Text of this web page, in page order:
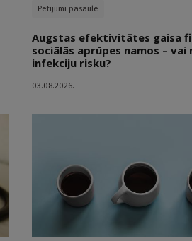
Pētījumi pasaulē
Augstas efektivitātes gaisa
sociālās aprūpes namos – vai
infekciju risku?
03.08.2026.